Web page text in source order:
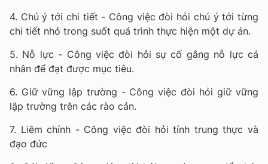
4. Chú ý tới chi tiết - Công việc đòi hỏi chú ý tới từng
chi tiết nhỏ trong suốt quá trình thực hiện một dự án.
5. Nỗ lực - Công việc đòi hỏi sự cố gắng nỗ lực cá
nhân để đạt được mục tiêu.
6. Giữ vững lập trường - Công việc đòi hỏi giữ vững
lập trường trên các rào cản.
7. Liêm chính - Công việc đòi hỏi tính trung thực và
đạo đức